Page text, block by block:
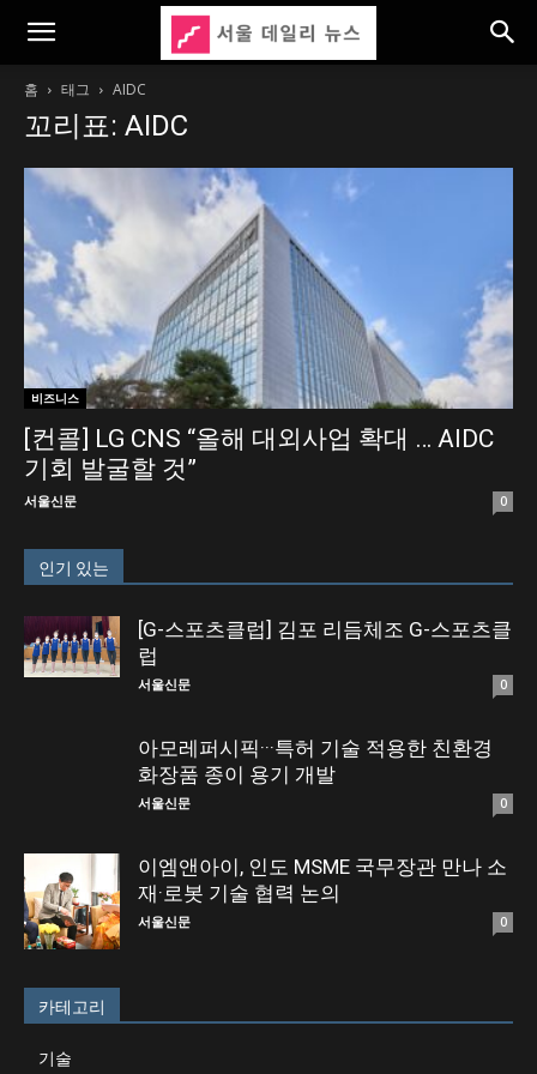
홈 태그 AIDC
꼬리표: AIDC
비즈니스
[컨콜] LG CNS “올해 대외사업 확대 … AIDC
기회 발굴할 것”
서울신문 0
인기 있는
[G-스포츠클럽] 김포 리듬체조 G-스포츠클
럽
서울신문 0
아모레퍼시픽···특허 기술 적용한 친환경
화장품 종이 용기 개발
서울신문 0
이엠앤아이, 인도 MSME 국무장관 만나 소
재·로봇 기술 협력 논의
서울신문 0
카테고리
기술